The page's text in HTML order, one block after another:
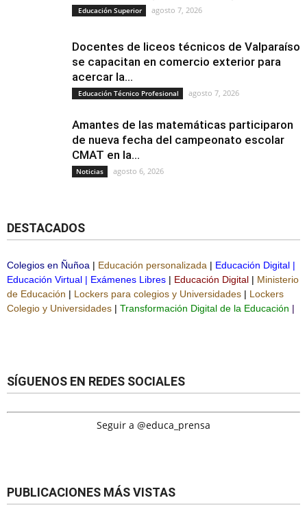
Educación Superior agosto 7, 2026
Docentes de liceos técnicos de Valparaíso
se capacitan en comercio exterior para
acercar la...
Educación Técnico Profesional agosto 7, 2026
Amantes de las matemáticas participaron
de nueva fecha del campeonato escolar
CMAT en la...
Noticias agosto 6, 2026
DESTACADOS
Colegios en Ñuñoa | Educación personalizada | Educación Digital |
Educación Virtual | Exámenes Libres | Educación Digital | Ministerio
de Educación | Lockers para colegios y Universidades | Lockers
Colegio y Universidades | Transformación Digital de la Educación |
SÍGUENOS EN REDES SOCIALES
Seguir a @educa_prensa
PUBLICACIONES MÁS VISTAS